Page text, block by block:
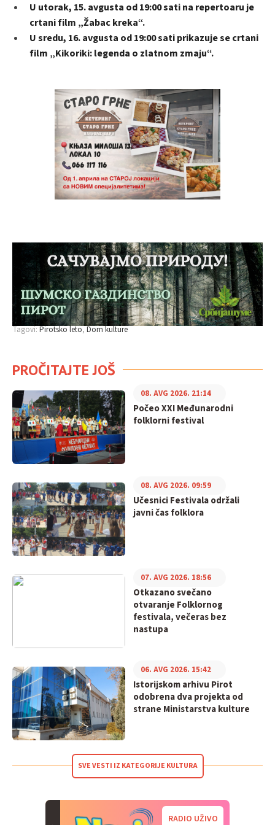
U utorak, 15. avgusta od 19:00 sati na repertoaru je
crtani film „Žabac kreka“.
U sredu, 16. avgusta od 19:00 satiprikazujese crtani
film „Kikoriki: legenda o zlatnom zmaju“.
Tagovi:Pirotsko leto Dom kulture
PROČITAJTE JOŠ
Počeo XXI Međunarodni
folklorni festival
08. AVG 2026. 21:14
Učesnici Festivala održali
javni čas folklora
08. AVG 2026. 09:59
Otkazano svečano
otvaranje Folklornog
festivala, večeras bez
nastupa
07. AVG 2026. 18:56
Istorijskom arhivu Pirot
odobrena dva projekta od
strane Ministarstva kulture
06. AVG 2026. 15:42
SVE VESTI IZ KATEGORIJE KULTURA
RADIO UŽIVO